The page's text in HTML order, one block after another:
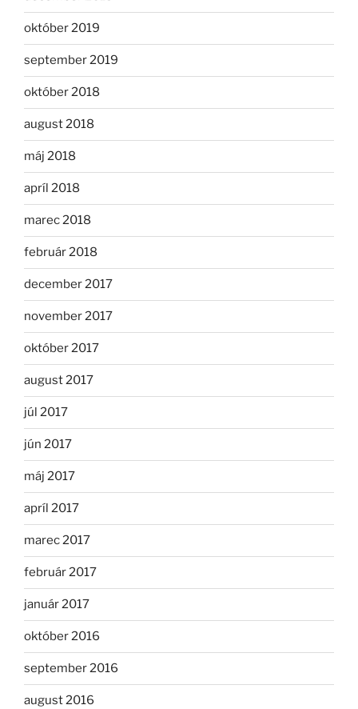
október 2019
september 2019
október 2018
august 2018
máj 2018
apríl 2018
marec 2018
február 2018
december 2017
november 2017
október 2017
august 2017
júl 2017
jún 2017
máj 2017
apríl 2017
marec 2017
február 2017
január 2017
október 2016
september 2016
august 2016